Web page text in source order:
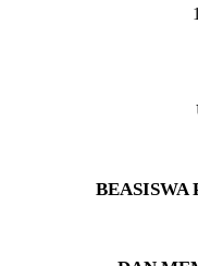
BEASISWA